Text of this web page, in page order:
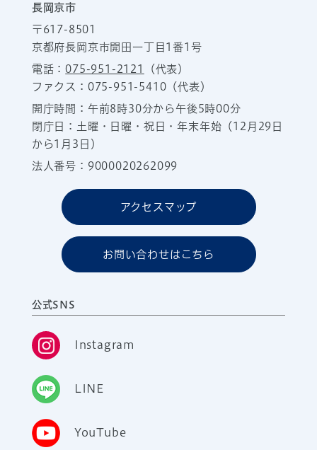
長岡京市
〒617-8501
京都府長岡京市開田一丁目1番1号
電話：075-951-2121
（代表）
ファクス：075-951-5410（代表）
開庁時間：午前8時30分から午後5時00分
閉庁日：土曜・日曜・祝日・年末年始（12月29日
から1月3日）
法人番号：9000020262099
アクセスマップ
お問い合わせはこちら
公式SNS
Instagram
LINE
YouTube